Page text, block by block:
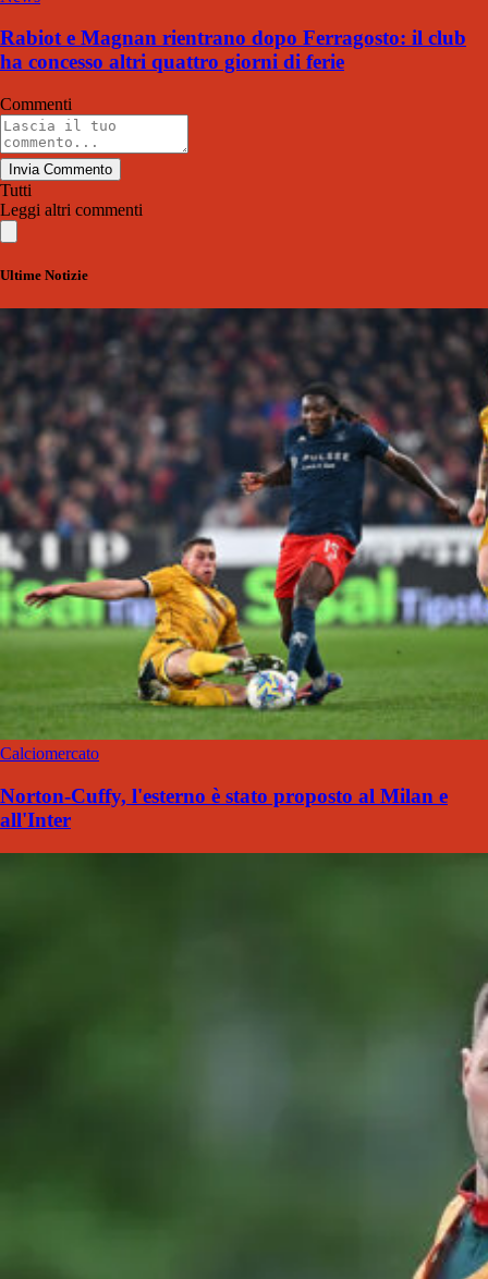
Rabiot e Magnan rientrano dopo Ferragosto: il club
ha concesso altri quattro giorni di ferie
Commenti
Invia Commento
Tutti
Leggi altri commenti
Ultime Notizie
Calciomercato
Norton-Cuffy, l'esterno è stato proposto al Milan e
all'Inter